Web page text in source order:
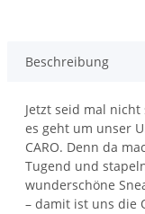
Beschreibung
Jetzt seid mal
es geht um unser
CARO. Denn da
Tugend und
wunderschöne
– damit ist uns die